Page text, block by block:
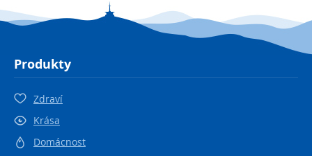
Produkty
Zdraví
Krása
Domácnost